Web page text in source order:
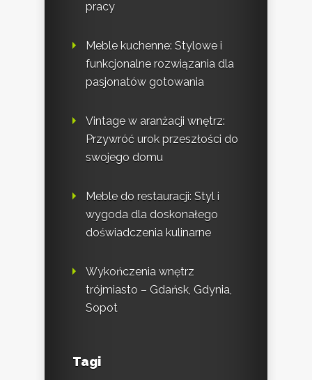
pracy
Meble kuchenne: Stylowe i
funkcjonalne rozwiązania dla
pasjonatów gotowania
Vintage w aranżacji wnętrz:
Przywróć urok przeszłości do
swojego domu
Meble do restauracji: Styl i
wygoda dla doskonałego
doświadczenia kulinarne
Wykończenia wnętrz
trójmiasto – Gdańsk, Gdynia,
Sopot
Tagi